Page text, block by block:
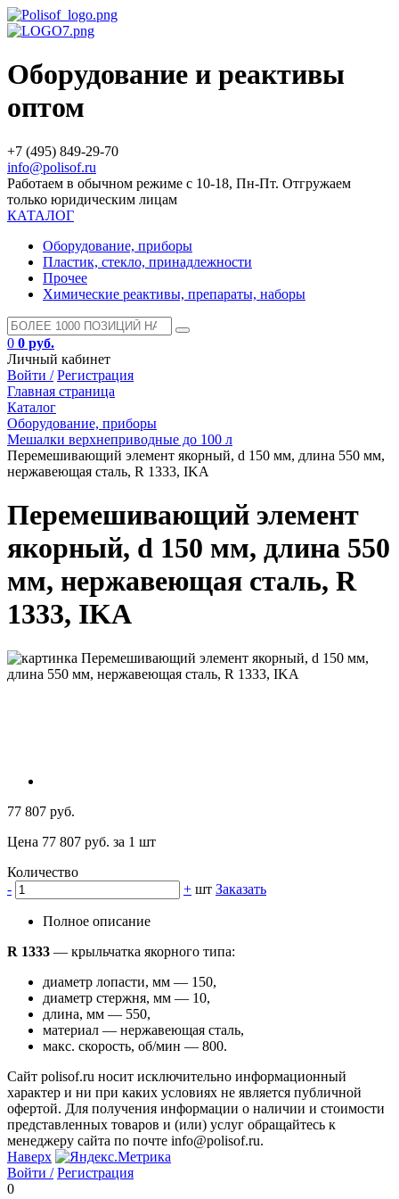
Оборудование и реактивы
оптом
+7 (495) 849-29-70
info@polisof.ru
Работаем в обычном режиме с 10-18, Пн-Пт. Отгружаем
только юридическим лицам
КАТАЛОГ
Оборудование, приборы
Пластик, стекло, принадлежности
Прочее
Химические реактивы, препараты, наборы
0 0 руб.
Личный кабинет
Войти / Регистрация
Главная страница
Каталог
Оборудование, приборы
Мешалки верхнеприводные до 100 л
Перемешивающий элемент якорный, d 150 мм, длина 550 мм,
нержавеющая сталь, R 1333, IKA
Перемешивающий элемент
якорный, d 150 мм, длина 550
мм, нержавеющая сталь, R
1333, IKA
77 807 руб.
Цена 77 807 руб. за 1 шт
Количество
-
+ шт Заказать
Полное описание
R 1333 — крыльчатка якорного типа:
диаметр лопасти, мм — 150,
диаметр стержня, мм — 10,
длина, мм — 550,
материал — нержавеющая сталь,
макс. скорость, об/мин — 800.
Сайт polisof.ru носит исключительно информационный
характер и ни при каких условиях не является публичной
офертой. Для получения информации о наличии и стоимости
представленных товаров и (или) услуг обращайтесь к
менеджеру сайта по почте info@polisof.ru.
Наверх
Войти / Регистрация
0